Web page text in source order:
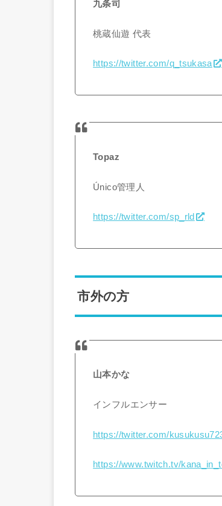
九条司
桃蔵仙遊 代表
https://twitter.com/q_tsukasa
Topaz
Único管理人
https://twitter.com/sp_rld
市外の方
山本かな
インフルエンサー
https://twitter.com/
https://www.twitch.tv/